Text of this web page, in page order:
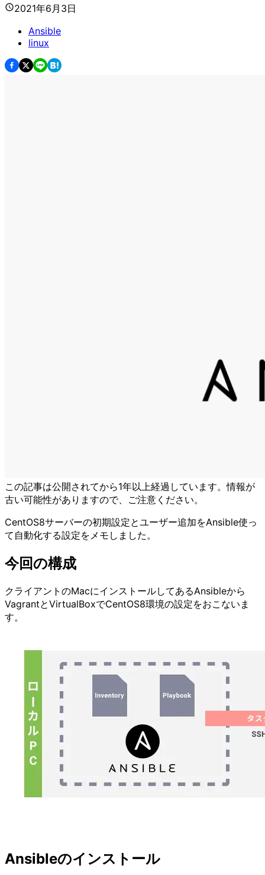
2021年6月3日
Ansible
linux
この記事は公開されてから1年以上経過しています。情報が
古い可能性がありますので、ご注意ください。
CentOS8サーバーの初期設定とユーザー追加をAnsible使っ
て自動化する設定をメモしました。
今回の構成
クライアントのMacにインストールしてあるAnsibleから
VagrantとVirtualBoxでCentOS8環境の設定をおこないま
す。
Ansibleのインストール